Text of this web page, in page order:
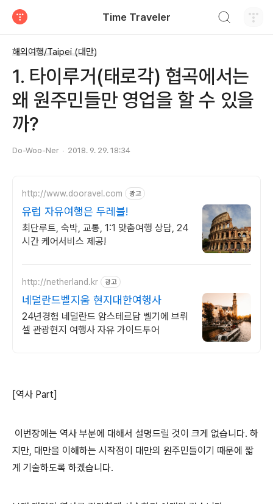
Time Traveler
해외여행/Taipei (대만)
1. 타이루거(태로각) 협곡에서는
왜 원주민들만 영업을 할 수 있을
까?
Do-Woo-Ner 2018. 9. 29. 18:34
http://www.dooravel.com 광고
유럽 자유여행은 두레블!
최단루트, 숙박, 교통, 1:1 맞춤여행 상담, 24
시간 케어서비스 제공!
http://netherland.kr 광고
네덜란드벨지움 현지대한여행사
24년경험 네덜란드 암스테르담 벨기에 브뤼
셀 관광현지 여행사 자유 가이드투어
[역사 Part]
이번장에는 역사 부분에 대해서 설명드릴 것이 크게 없습니다. 하
지만, 대만을 이해하는 시작점이 대만의 원주민들이기 때문에 짧
게 기술하도록 하겠습니다.